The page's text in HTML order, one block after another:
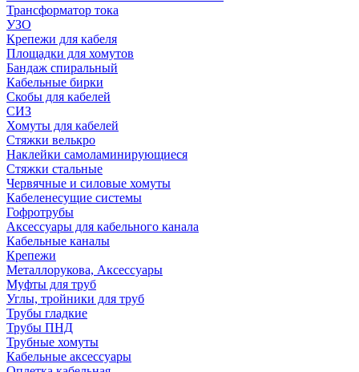
Трансформатор тока
УЗО
Крепежи для кабеля
Площадки для хомутов
Бандаж спиральный
Кабельные бирки
Cкобы для кабелей
СИЗ
Хомуты для кабелей
Стяжки велькро
Наклейки самоламинирующиеся
Стяжки стальные
Червячные и силовые хомуты
Кабеленесущие системы
Гофротрубы
Аксессуары для кабельного канала
Кабельные каналы
Крепежи
Металлорукова, Аксессуары
Муфты для труб
Углы, тройники для труб
Трубы гладкие
Трубы ПНД
Трубные хомуты
Кабельные аксессуары